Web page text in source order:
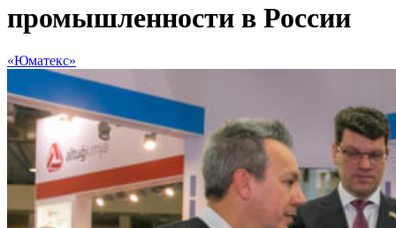
промышленности в России
«Юматекс»